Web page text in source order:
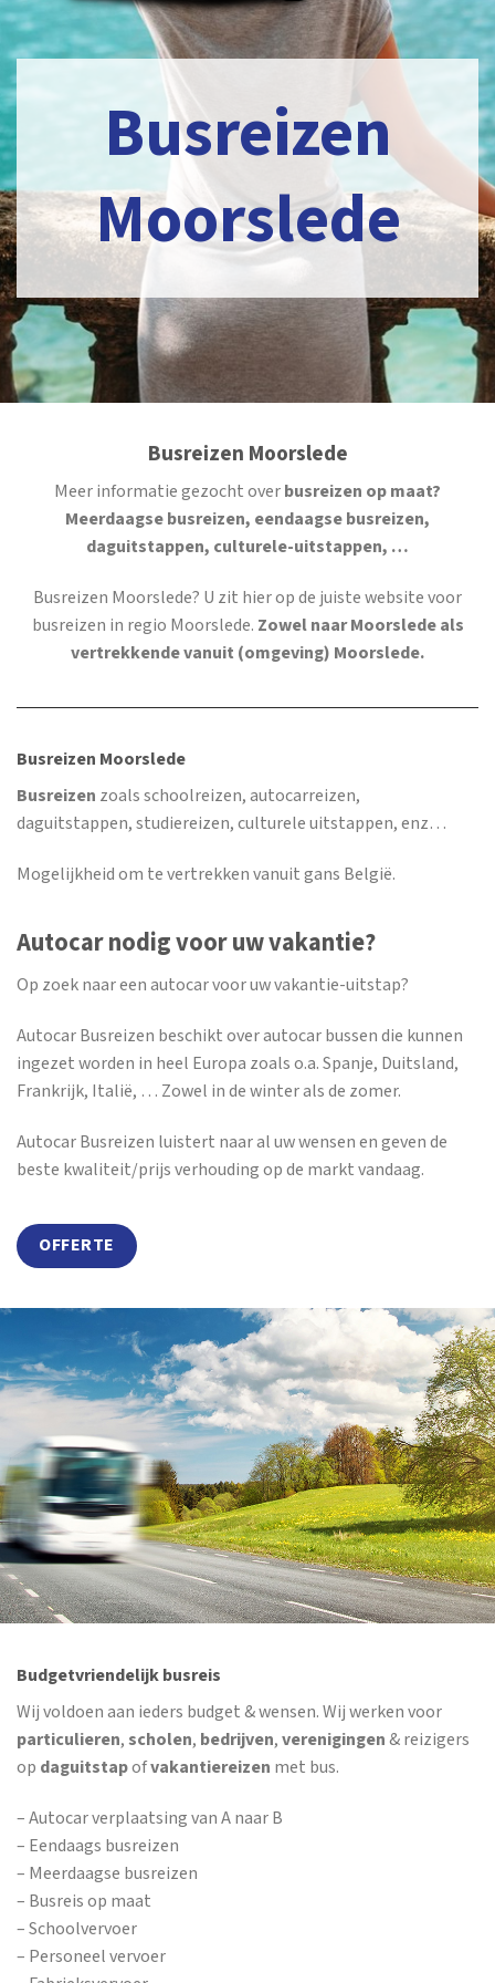
Busreizen
Moorslede
Busreizen Moorslede
Meer informatie gezocht overbusreizen op maat?
Meerdaagse busreizen, eendaagse busreizen,
daguitstappen, culturele-uitstappen, …
Busreizen Moorslede? U zit hier op de juiste website voor
busreizen in regio Moorslede. Zowel naar Moorslede als
vertrekkende vanuit (omgeving) Moorslede.
Busreizen Moorslede
Busreizen zoals schoolreizen, autocarreizen,
daguitstappen, studiereizen, culturele uitstappen, enz…
Mogelijkheid om te vertrekken vanuit gans België.
Autocar nodig voor uw vakantie?
Op zoek naar een autocar voor uw vakantie-uitstap?
Autocar Busreizen beschikt over autocar bussen die kunnen
ingezet worden in heel Europa zoals o.a. Spanje, Duitsland,
Frankrijk, Italië, … Zowel in de winter als de zomer.
Autocar Busreizen luistert naar al uw wensen en geven de
beste kwaliteit/prijs verhouding op de markt vandaag.
OFFERTE
Budgetvriendelijk busreis
Wij voldoen aan ieders budget & wensen. Wij werken voor
particulieren,scholen, bedrijven,verenigingen& reizigers
op daguitstapofvakantiereizen met bus.
– Autocar verplaatsing van A naar B
– Eendaags busreizen
– Meerdaagse busreizen
– Busreis op maat
– Schoolvervoer
– Personeel vervoer